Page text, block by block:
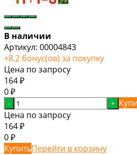
В наличии
Артикул: 00004843
+8.2 бонус(ов) за покупку
Цена по запросу
164 ₽
0 ₽
- +
Цена по запросу
164 ₽
0 ₽
КупитьПерейти в корзину